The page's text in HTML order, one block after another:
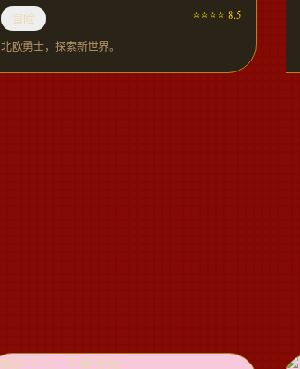
冒险 ⭐⭐⭐⭐ 8.5
北欧勇士，探索新世界。